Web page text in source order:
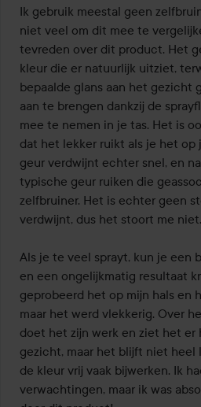
van
de
5
Ik gebruik meestal geen
niet veel om dit mee te
tevreden over dit product. Het
kleur die er natuurlijk uitziet,
bepaalde glans aan het gezicht
aan te brengen dankzij de
mee te nemen in je tas. Het is
dat het lekker ruikt als je het op
geur verdwijnt echter snel, en
typische geur ruiken die
zelfbruiner. Het is echter geen
verdwijnt, dus het stoort me niet.
Als je te veel sprayt, kun je een
en een ongelijkmatig resultaat
geprobeerd het op mijn hals en
maar het werd vlekkerig. Over
doet het zijn werk en ziet het
gezicht, maar het blijft niet heel
de kleur vrij vaak bijwerken. Ik
verwachtingen, maar ik was